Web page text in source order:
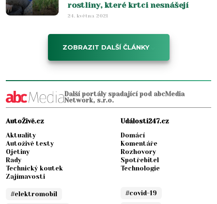
rostliny, které krtci nesnášejí
24. května 2021
ZOBRAZIT DALŠÍ ČLÁNKY
Další portály spadající pod abcMedia
Network, s.r.o.
AutoŽivě.cz
Aktuality
Autoživě testy
Ojetiny
Rady
Technický koutek
Zajímavosti
#elektromobil
Události247.cz
Domácí
Komentáře
Rozhovory
Spotřebitel
Technologie
#covid-19